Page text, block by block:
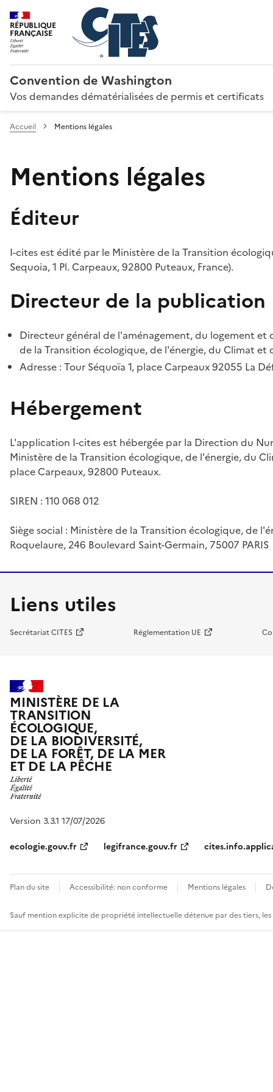
RÉPUBLIQUE
FRANÇAISE
Convention de Washington
Vos demandes dématérialisées de permis et certificats
Accueil Mentions légales
Mentions légales
Éditeur
I-cites est édité par le Ministère de la Transition
Sequoia, 1 Pl. Carpeaux, 92800 Puteaux, France).
Directeur de la publication
Directeur général de l'aménagement, du logement
de la Transition écologique, de l'énergie, du Climat et
Adresse : Tour Séquoïa 1, place Carpeaux 92055 La
Hébergement
L'application I-cites est hébergée par la Direction du
Ministère de la Transition écologique, de l'énergie, du
place Carpeaux, 92800 Puteaux.
SIREN : 110 068 012
Siège social : Ministère de la Transition écologique, de
Roquelaure, 246 Boulevard Saint-Germain, 75007 PARIS
Liens utiles
Secrétariat CITES Réglementation UE
MINISTÈRE DE LA
TRANSITION
ÉCOLOGIQUE,
DE LA BIODIVERSITÉ,
DE LA FORÊT, DE LA MER
ET DE LA PÊCHE
Version 3.3.1 17/07/2026
ecologie.gouv.fr
legifrance.gouv.fr
Plan du site Accessibilité: non conforme Mentions légales
Sauf mention explicite de propriété intellectuelle détenue par des tiers,